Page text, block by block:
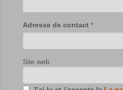
Adresse de contact *
Site web